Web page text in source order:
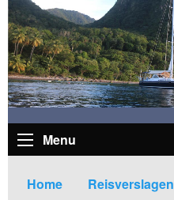
Menu
Home Reisverslagen